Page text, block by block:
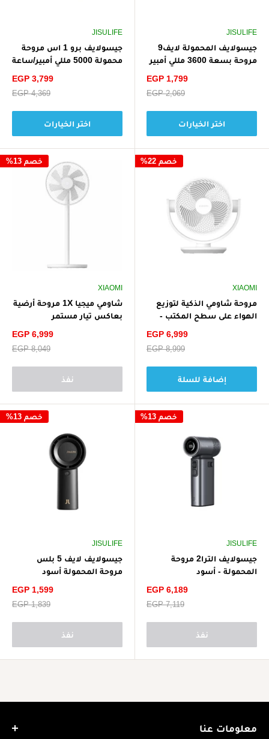
JISULIFE
جيسولايف المحمولة لايف9
مروحة بسعة 3600 مللي أمبير
سعر
EGP 1,799
سعر
EGP 2,069
اختر الخيارات
JISULIFE
جيسولايف برو 1 اس مروحة
محمولة 5000 مللي أمبير/ساعة
سعر
EGP 3,799
سعر
EGP 4,369
اختر الخيارات
خصم 22%
XIAOMI
مروحة شاومي الذكية لتوزيع
الهواء على سطح المكتب -
سعر
EGP 6,999
سعر
EGP 8,999
إضافة للسلة
خصم 13%
XIAOMI
شاومي ميجيا 1X مروحة أرضية
بعاكس تيار مستمر
سعر
EGP 6,999
سعر
EGP 8,049
نفذ
خصم 13%
JISULIFE
جيسولايف الترا2 مروحة
المحمولة - أسود
سعر
EGP 6,189
سعر
EGP 7,119
نفذ
خصم 13%
JISULIFE
جيسولايف لايف 5 بلس
مروحة المحمولة أسود
سعر
EGP 1,599
سعر
EGP 1,839
نفذ
معلومات عنا